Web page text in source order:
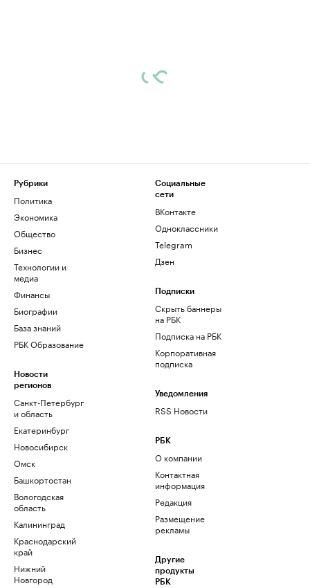
Рубрики
Политика
Экономика
Общество
Бизнес
Технологии и
медиа
Финансы
Биографии
База знаний
РБК Образование
Новости
регионов
Санкт-Петербург
и область
Екатеринбург
Новосибирск
Омск
Башкортостан
Вологодская
область
Калининград
Краснодарский
край
Нижний
Новгород
Социальные
сети
ВКонтакте
Одноклассники
Telegram
Дзен
Подписки
Скрыть баннеры
на РБК
Подписка на РБК
Корпоративная
подписка
Уведомления
RSS Новости
РБК
О компании
Контактная
информация
Редакция
Размещение
рекламы
Другие
продукты
РБК